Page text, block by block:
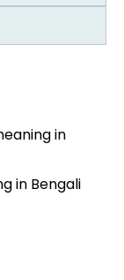
in
in Bengali